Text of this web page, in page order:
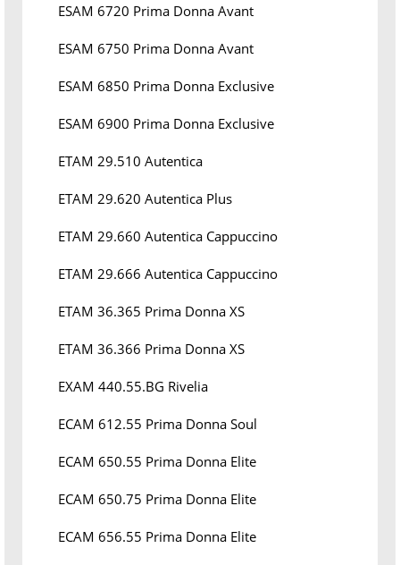
ESAM 6720 Prima Donna Avant
ESAM 6750 Prima Donna Avant
ESAM 6850 Prima Donna Exclusive
ESAM 6900 Prima Donna Exclusive
ETAM 29.510 Autentica
ETAM 29.620 Autentica Plus
ETAM 29.660 Autentica Cappuccino
ETAM 29.666 Autentica Cappuccino
ETAM 36.365 Prima Donna XS
ETAM 36.366 Prima Donna XS
EXAM 440.55.BG Rivelia
ECAM 612.55 Prima Donna Soul
ECAM 650.55 Prima Donna Elite
ECAM 650.75 Prima Donna Elite
ECAM 656.55 Prima Donna Elite